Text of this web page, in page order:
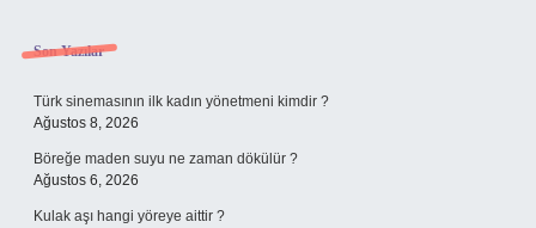
Sidebar
Son Yazılar
Türk sinemasının ilk kadın yönetmeni kimdir ?
Ağustos 8, 2026
Böreğe maden suyu ne zaman dökülür ?
Ağustos 6, 2026
Kulak aşı hangi yöreye aittir ?